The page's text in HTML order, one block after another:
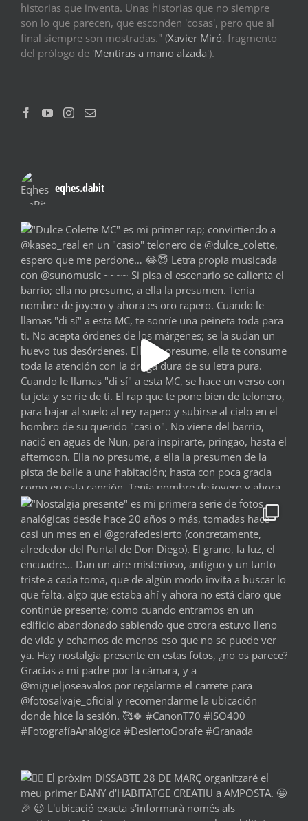
historias que inventa. Unas historias que no siempre
son lo que parecen, que esconden 'cosas', pero que al
final siempre son mostradas." (Xavier Miró, fragmento
del prólogo de 'Mentiras a mano alzada').
eqhes.dabit